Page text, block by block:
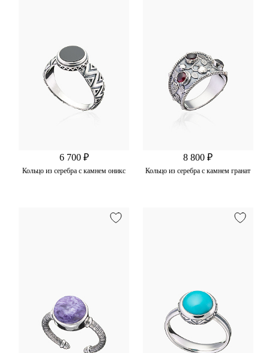
6 700 ₽
Кольцо из серебра с камнем оникс
8 800 ₽
Кольцо из серебра с камнем гранат